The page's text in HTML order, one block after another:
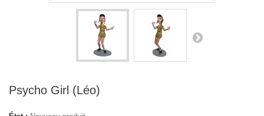
Psycho Girl (Léo)